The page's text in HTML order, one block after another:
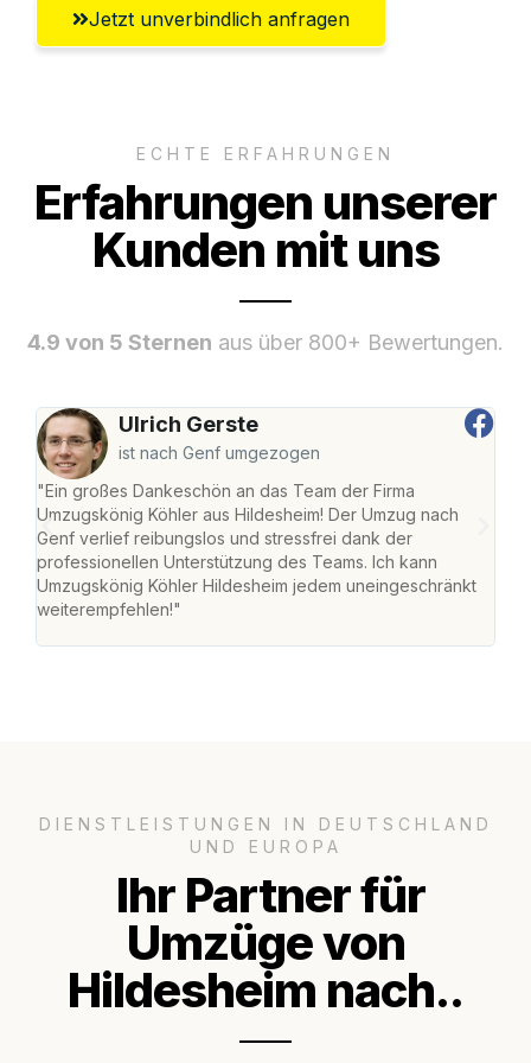
Jetzt unverbindlich anfragen
ECHTE ERFAHRUNGEN
Erfahrungen unserer
Kunden mit uns
4.9 von 5 Sternen aus über 800+ Bewertungen.
Ulrich Gerste
ist nach Genf umgezogen
"Ein großes Dankeschön an das Team der Firma
Umzugskönig Köhler aus Hildesheim! Der Umzug nach
Genf verlief reibungslos und stressfrei dank der
professionellen Unterstützung des Teams. Ich kann
Umzugskönig Köhler Hildesheim jedem uneingeschränkt
weiterempfehlen!"
DIENSTLEISTUNGEN IN DEUTSCHLAND
UND EUROPA
Ihr Partner für
Umzüge von
Hildesheim nach..